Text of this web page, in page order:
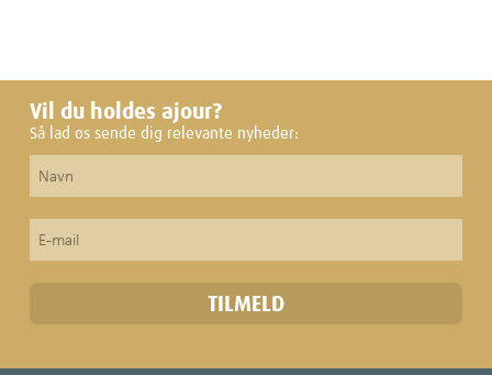
Vil du holdes ajour?
Så lad os sende dig relevante nyheder: